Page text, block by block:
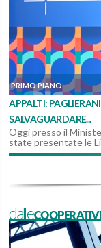
PRIMO PIANO
APPALTI:
SALVAGUARDARE...
Oggi presso il
state presentate le